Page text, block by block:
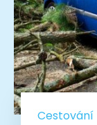
Cestování